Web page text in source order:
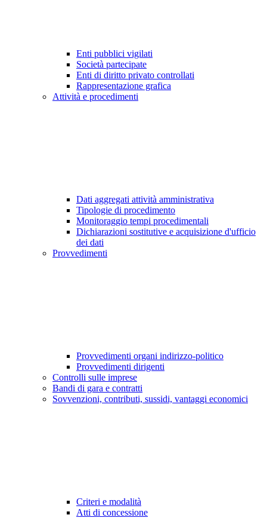
Enti pubblici vigilati
Società partecipate
Enti di diritto privato controllati
Rappresentazione grafica
Attività e procedimenti
Dati aggregati attività amministrativa
Tipologie di procedimento
Monitoraggio tempi procedimentali
Dichiarazioni sostitutive e acquisizione d'ufficio
dei dati
Provvedimenti
Provvedimenti organi indirizzo-politico
Provvedimenti dirigenti
Controlli sulle imprese
Bandi di gara e contratti
Sovvenzioni, contributi, sussidi, vantaggi economici
Criteri e modalità
Atti di concessione